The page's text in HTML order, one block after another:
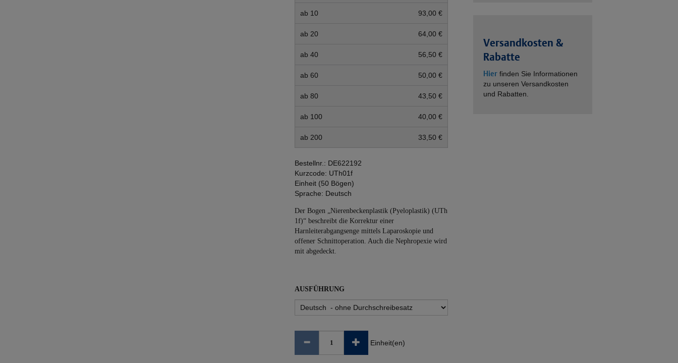
ab 10 93,00 €
ab 20 64,00 €
ab 40 56,50 €
ab 60 50,00 €
ab 80 43,50 €
ab 100 40,00 €
ab 200 33,50 €
Bestellnr.: DE622192
Kurzcode: UTh01f
Einheit (50 Bögen)
Sprache: Deutsch
Der Bogen „Nierenbeckenplastik (Pyeloplastik) (UTh
1f)“ beschreibt die Korrektur einer
Harnleiterabgangsenge mittels Laparoskopie und
offener Schnittoperation. Auch die Nephropexie wird
mit abgedeckt.
AUSFÜHRUNG
Einheit(en)
Versandkosten &
Rabatte
Hier finden Sie Informationen
zu unseren Versandkosten
und Rabatten.